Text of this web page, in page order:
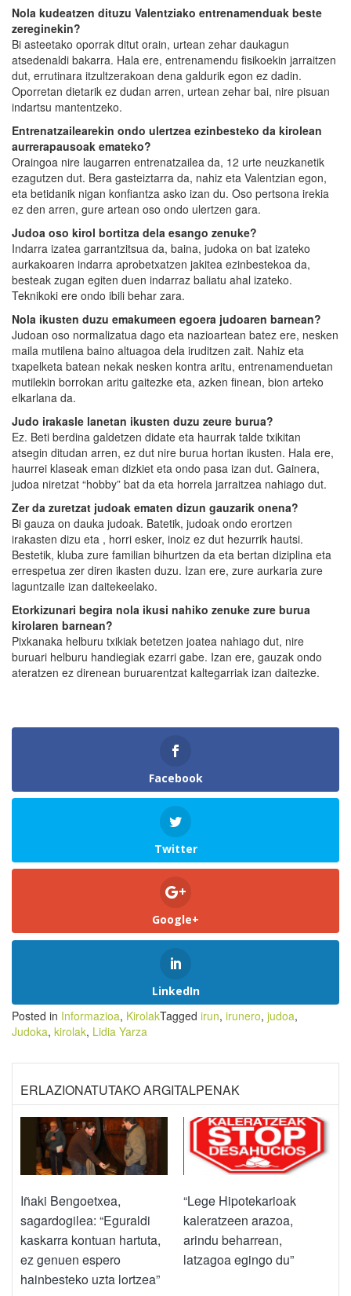
Nola kudeatzen dituzu Valentziako entrenamenduak beste
zereginekin?
Bi asteetako oporrak ditut orain, urtean zehar daukagun
atsedenaldi bakarra. Hala ere, entrenamendu fisikoekin jarraitzen
dut, errutinara itzultzerakoan dena galdurik egon ez dadin.
Oporretan dietarik ez dudan arren, urtean zehar bai, nire pisuan
indartsu mantentzeko.
Entrenatzailearekin ondo ulertzea ezinbesteko da kirolean
aurrerapausoak emateko?
Oraingoa nire laugarren entrenatzailea da, 12 urte neuzkanetik
ezagutzen dut. Bera gasteiztarra da, nahiz eta Valentzian egon,
eta betidanik nigan konfiantza asko izan du. Oso pertsona irekia
ez den arren, gure artean oso ondo ulertzen gara.
Judoa oso kirol bortitza dela esango zenuke?
Indarra izatea garrantzitsua da, baina, judoka on bat izateko
aurkakoaren indarra aprobetxatzen jakitea ezinbestekoa da,
besteak zugan egiten duen indarraz baliatu ahal izateko.
Teknikoki ere ondo ibili behar zara.
Nola ikusten duzu emakumeen egoera judoaren barnean?
Judoan oso normalizatua dago eta nazioartean batez ere, nesken
maila mutilena baino altuagoa dela iruditzen zait. Nahiz eta
txapelketa batean nekak nesken kontra aritu, entrenamenduetan
mutilekin borrokan aritu gaitezke eta, azken finean, bion arteko
elkarlana da.
Judo irakasle lanetan ikusten duzu zeure burua?
Ez. Beti berdina galdetzen didate eta haurrak talde txikitan
atsegin ditudan arren, ez dut nire burua hortan ikusten. Hala ere,
haurrei klaseak eman dizkiet eta ondo pasa izan dut. Gainera,
judoa niretzat “hobby” bat da eta horrela jarraitzea nahiago dut.
Zer da zuretzat judoak ematen dizun gauzarik onena?
Bi gauza on dauka judoak. Batetik, judoak ondo erortzen
irakasten dizu eta , horri esker, inoiz ez dut hezurrik hautsi.
Bestetik, kluba zure familian bihurtzen da eta bertan diziplina eta
errespetua zer diren ikasten duzu. Izan ere, zure aurkaria zure
laguntzaile izan daitekeelako.
Etorkizunari begira nola ikusi nahiko zenuke zure burua
kirolaren barnean?
Pixkanaka helburu txikiak betetzen joatea nahiago dut, nire
buruari helburu handiegiak ezarri gabe. Izan ere, gauzak ondo
ateratzen ez direnean buruarentzat kaltegarriak izan daitezke.
Facebook
Twitter
Google+
LinkedIn
Posted in Informazioa, KirolakTagged irun, irunero, judoa,
Judoka, kirolak, Lidia Yarza
ERLAZIONATUTAKO ARGITALPENAK
Iñaki Bengoetxea,
sagardogilea: “Eguraldi
kaskarra kontuan hartuta,
ez genuen espero
hainbesteko uzta lortzea”
“Lege Hipotekarioak
kaleratzeen arazoa,
arindu beharrean,
latzagoa egingo du”